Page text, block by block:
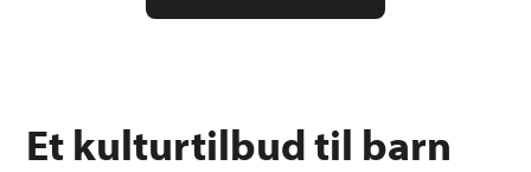
Et kulturtilbud til barn